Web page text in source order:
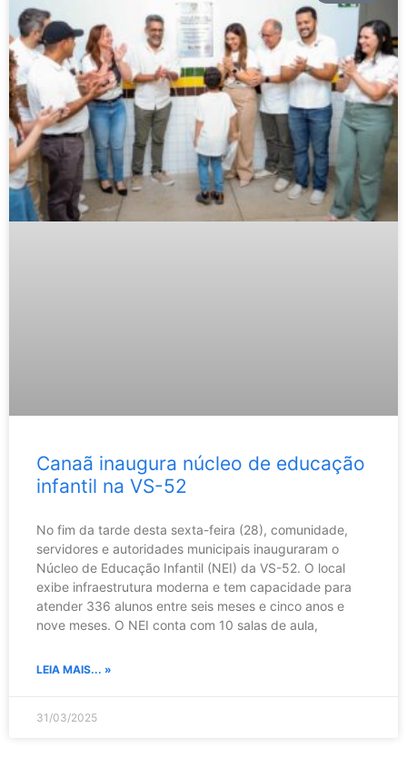
Canaã inaugura núcleo de educação
infantil na VS-52
No fim da tarde desta sexta-feira (28), comunidade,
servidores e autoridades municipais inauguraram o
Núcleo de Educação Infantil (NEI) da VS-52. O local
exibe infraestrutura moderna e tem capacidade para
atender 336 alunos entre seis meses e cinco anos e
nove meses. O NEI conta com 10 salas de aula,
LEIA MAIS... »
31/03/2025